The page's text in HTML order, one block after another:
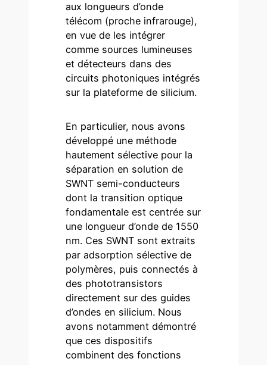
aux longueurs d’onde
télécom (proche infrarouge),
en vue de les intégrer
comme sources lumineuses
et détecteurs dans des
circuits photoniques intégrés
sur la plateforme de silicium.
En particulier, nous avons
développé une méthode
hautement sélective pour la
séparation en solution de
SWNT semi-conducteurs
dont la transition optique
fondamentale est centrée sur
une longueur d’onde de 1550
nm. Ces SWNT sont extraits
par adsorption sélective de
polymères, puis connectés à
des phototransistors
directement sur des guides
d’ondes en silicium. Nous
avons notamment démontré
que ces dispositifs
combinent des fonctions